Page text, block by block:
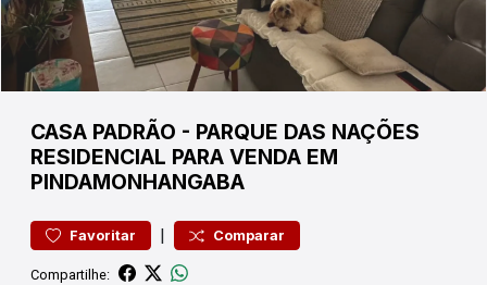
CASA PADRÃO - PARQUE DAS NAÇÕES
RESIDENCIAL PARA VENDA EM
PINDAMONHANGABA
Favoritar | Comparar
Compartilhe: